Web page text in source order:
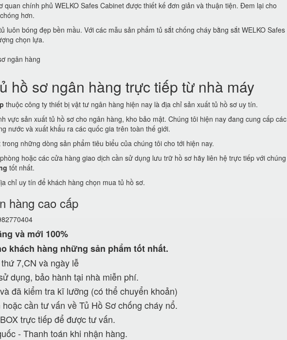
quan chính phủ WELKO Safes Cabinet được thiết kế đơn giản và thuận tiện. Đem lại cho
hơn.
luôn bóng đẹp bền mầu. Với các mẫu sản phẩm tủ sắt chống cháy bằng sắt WELKO Safes
chọn lựa.
hồ sơ ngân hàng trực tiếp từ nhà máy
thuộc công ty thiết bị vật tư ngân hàng hiện nay là địa chỉ sản xuất tủ hồ sơ uy tín.
vực sản xuất tủ hồ sơ cho ngân hàng, kho bảo mật. Chúng tôi hiện nay đang cung cấp các
nước và xuất khẩu ra các quốc gia trên toàn thế giới.
những dòng sản phẩm tiêu biểu của chúng tôi cho tới hiện nay.
hoặc các cửa hàng giao dịch cần sử dụng lưu trữ hồ sơ hãy liên hệ trực tiếp với chúng
tốt nhất.
chỉ uy tín để khách hàng chọn mua tủ hồ sơ.
hàng cao cấp
và mới 100%
khách hàng những sản phẩm tốt nhất.
7,CN và ngày lễ
dụng, bảo hành tại nhà miễn phí.
đã kiểm tra kĩ lưỡng (có thể chuyển khoản)
cần tư vấn về Tủ Hồ Sơ chống cháy nổ.
trực tiếp để được tư vấn.
- Thanh toán khi nhận hàng.